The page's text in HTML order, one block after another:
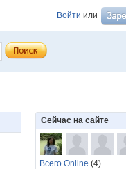
Войти или
Сейчас на сайте
Всего Online (4)